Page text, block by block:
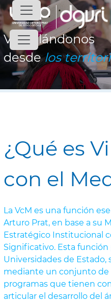
Vinculándonos
desdelos
¿Qué es
con el
La VcM es una función
Arturo Prat, en base a su
Estratégico Institucional
Significativo. Esta función
Universidades de Estado,
mediante un conjunto de
programas que tienen
articular el desarrollo del